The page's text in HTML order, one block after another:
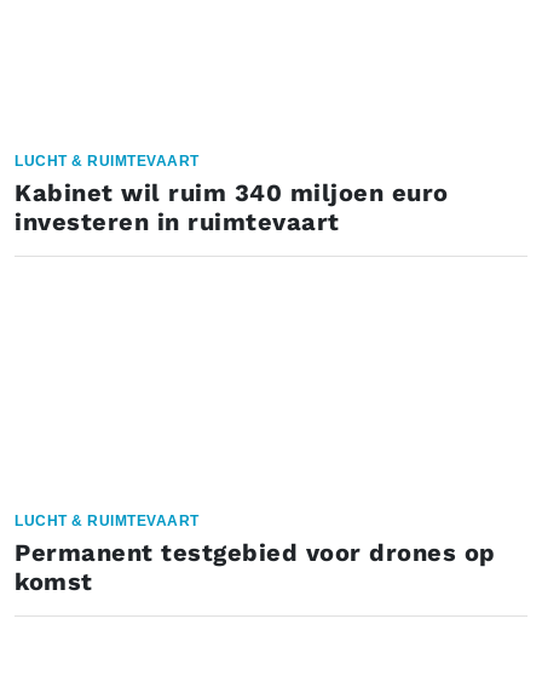
LUCHT & RUIMTEVAART
Kabinet wil ruim 340 miljoen euro
investeren in ruimtevaart
LUCHT & RUIMTEVAART
Permanent testgebied voor drones op
komst